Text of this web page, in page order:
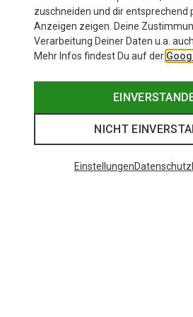
zuschneiden und dir entsprechend
Anzeigen zeigen. Deine
Verarbeitung Deiner Daten u.a.
Mehr Infos findest Du auf der
NICHT
EinstellungenDatenschutz